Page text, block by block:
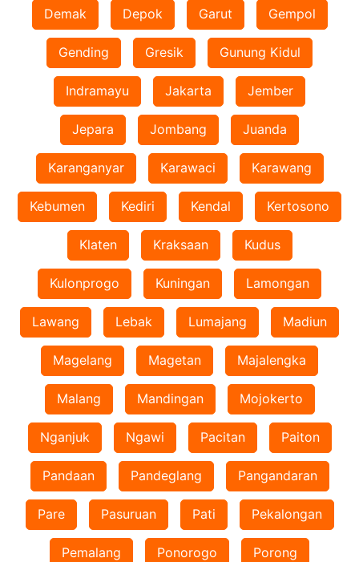
Demak Depok Garut Gempol
Gending Gresik Gunung Kidul
Indramayu Jakarta Jember
Jepara Jombang Juanda
Karanganyar Karawaci Karawang
Kebumen Kediri Kendal Kertosono
Klaten Kraksaan Kudus
Kulonprogo Kuningan Lamongan
Lawang Lebak Lumajang Madiun
Magelang Magetan Majalengka
Malang Mandingan Mojokerto
Nganjuk Ngawi Pacitan Paiton
Pandaan Pandeglang Pangandaran
Pare Pasuruan Pati Pekalongan
Pemalang Ponorogo Porong